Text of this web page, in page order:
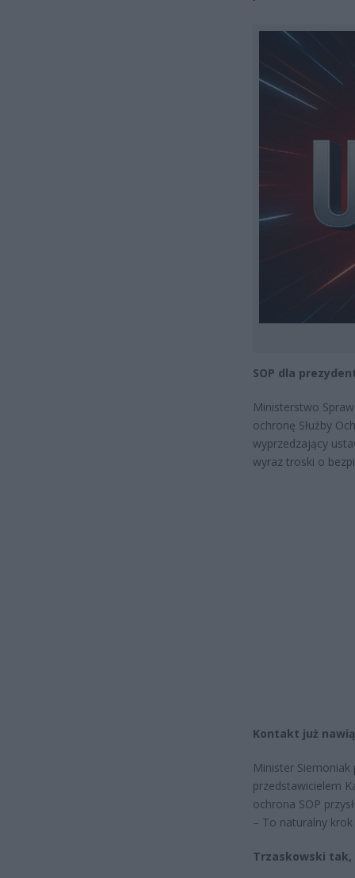
SOP dla
Ministerstwo
ochronę Służby
wyprzedzający
wyraz troski o
Kontakt już
Minister
przedstawicielem
ochrona SOP
– To naturalny
Trzaskowski tak,